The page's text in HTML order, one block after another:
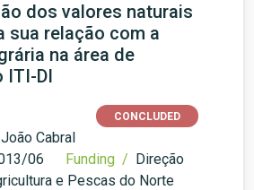
dos valores naturais
sua relação com a
na área de
ITI-DI
CONCLUDED
João Cabral
06 Funding / Direção
e Pescas do Norte